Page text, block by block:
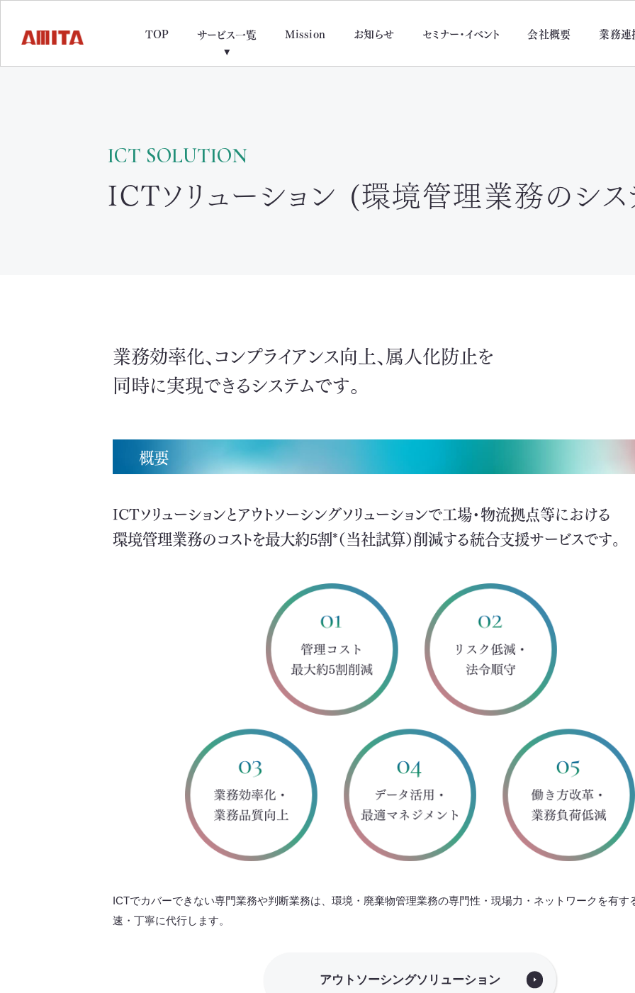
TOP サービス一覧 Mission お知らせ セミナー・イベント 会社概要 業務連
ICT SOLUTION
ICTソリューション (環境管理業務のシス
業務効率化、コンプライアンス向上、属人化防止を
同時に実現できるシステムです。
概要
ICTソリューションとアウトソーシングソリューションで工場・物流拠点等における
環境管理業務のコストを最大約5割*（当社試算）削減する統合支援サービスです。
ICTでカバーできない専門業務や判断業務は、環境・廃棄物管理業務の専門性・現場力・ネットワークを有す
速・丁寧に代行します。
アウトソーシングソリューション